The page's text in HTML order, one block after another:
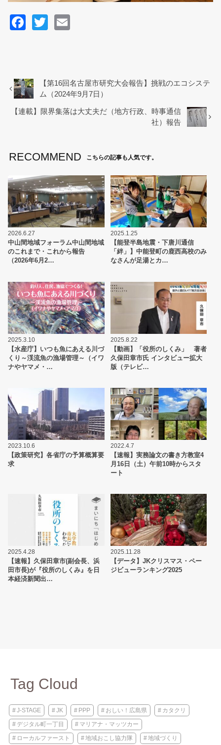
F
b
o
o
T
【第16回名古屋市研究大会報告】挑戦のエコシステ
ム（2024年9月7日）
【連載】限界集落は大丈夫だ（地方行政、時事通信
社）報告
RECOMMEND こちらの記事も人気です。
2026.6.27
中山間地域フォーラム中山間地域
のこれまで・これから報告
（2026年6月2…
2025.1.25
【能登半島地震・下唐川通信
「絆」】中能登町の鹿西高校のみ
なさんが足湯とカ…
2025.3.10
【水産庁】いつも魚にあえる川づ
くり～渓流魚の漁場管理～（イワ
ナやヤマメ・…
2025.8.22
【動画】「役所のしくみ」 著者
久保田章市氏 インタビュー拡大
版（テレビ…
2023.10.6
【政策研究】各省庁の予算概算要
求
2022.4.7
【速報】実務論文の書き方教室4
月16日（土）午前10時からスタ
ート
2025.4.28
【速報】久保田章市(副会長、浜
田市長)が『役所のしくみ』を日
本経済新聞出…
2025.11.28
【データ】JKクリスマス・ペー
ジビューランキング2025
Tag Cloud
J-STAGE JK PPP おしい！広島県 カタクリ
デジタル町一丁目 マリアナ・マッツカー
ローカルファースト 地域おこし協力隊 地域づくり